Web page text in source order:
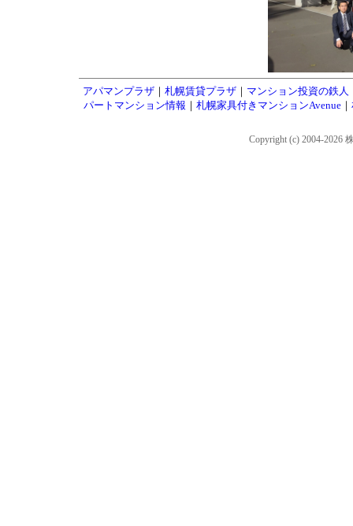
アパマンプラザ ｜ 札幌賃貸プラザ ｜ マンション投資の鉄人
パートマンション情報 ｜ 札幌家具付きマンションAvenue｜
Copyright (c) 2004-2026